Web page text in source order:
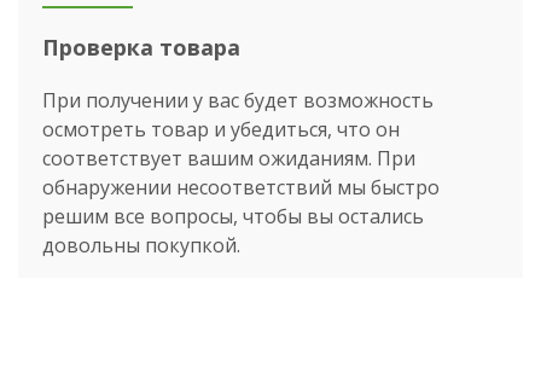
Проверка товара
При получении у вас будет возможность
осмотреть товар и убедиться, что он
соответствует вашим ожиданиям. При
обнаружении несоответствий мы быстро
решим все вопросы, чтобы вы остались
довольны покупкой.